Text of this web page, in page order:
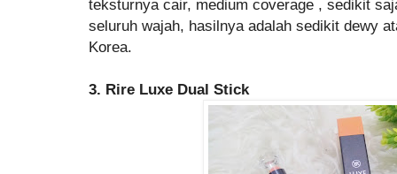
teksturnya cair, medium coverage , sedikit
seluruh wajah, hasilnya adalah sedikit dewy
Korea.
3. Rire Luxe Dual Stick